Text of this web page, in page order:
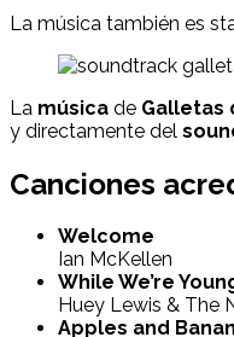
La música también es
La música de Galletas
y directamente del
Canciones
Welcome
Ian McKellen
While We’re
Huey Lewis & The
Apples and